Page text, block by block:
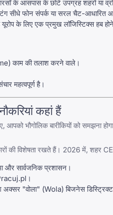
के आसपास के छोटे उपग्रह शहरों या
सीधे फोन संपर्क या सरल चैट-आधारित
के लिए एक प्रमुख लॉजिस्टिक्स हब
काम की तलाश करने वाले।
महत्वपूर्ण है।
कहां हैं
भौगोलिक बारीकियों को समझना
की विशेषता रखते हैं। 2026 में, शहर CEE
और सार्वजनिक प्रशासन।
।
अक्सर "वोला" (Wola) बिजनेस डिस्ट्रिक्ट